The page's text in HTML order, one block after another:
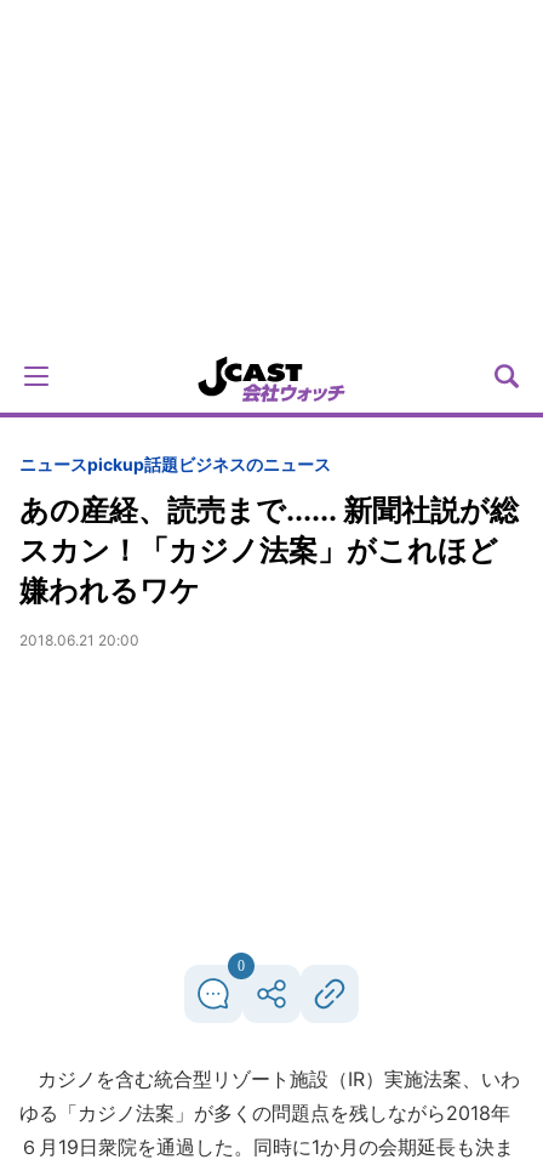
ニュースpickup話題ビジネスのニュース
あの産経、読売まで...... 新聞社説が総
スカン！「カジノ法案」がこれほど
嫌われるワケ
2018.06.21 20:00
0
カジノを含む統合型リゾート施設（IR）実施法案、いわ
ゆる「カジノ法案」が多くの問題点を残しながら2018年
６月19日衆院を通過した。同時に1か月の会期延長も決ま